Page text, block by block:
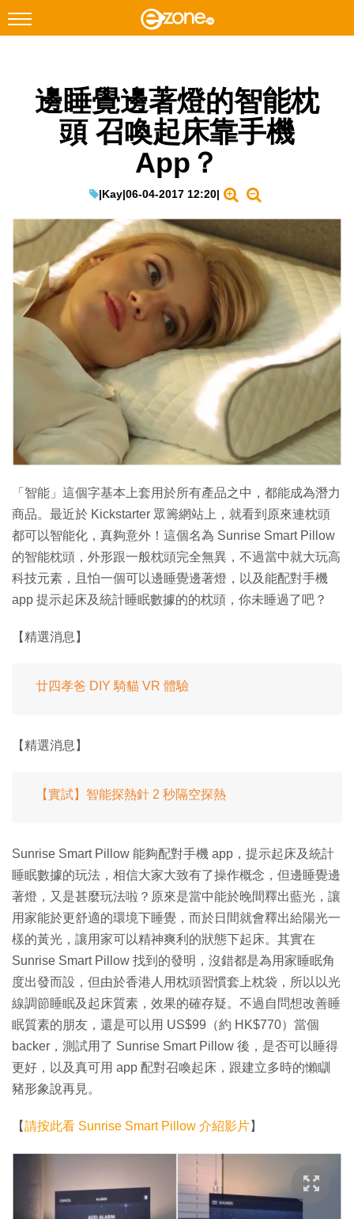
Facebook Instagram
教學評測
EduTech
IT Times
生成式AI與雲端應用
Enterprise Digital Transformation
邊睡覺邊著燈的智能枕
頭 召喚起床靠手機
App？
|Kay|06-04-2017 12:20|
「智能」這個字基本上套用於所有產品之中，都能成為潛力
商品。最近於 Kickstarter 眾籌網站上，就看到原來連枕頭
都可以智能化，真夠意外！這個名為 Sunrise Smart Pillow
的智能枕頭，外形跟一般枕頭完全無異，不過當中就大玩高
科技元素，且怕一個可以邊睡覺邊著燈，以及能配對手機
app 提示起床及統計睡眠數據的的枕頭，你未睡過了吧？
【精選消息】
廿四孝爸 DIY 騎貓 VR 體驗
【精選消息】
【實試】智能探熱針 2 秒隔空探熱
Sunrise Smart Pillow 能夠配對手機 app，提示起床及統計
睡眠數據的玩法，相信大家大致有了操作概念，但邊睡覺邊
著燈，又是甚麼玩法啦？原來是當中能於晚間釋出藍光，讓
用家能於更舒適的環境下睡覺，而於日間就會釋出給陽光一
樣的黃光，讓用家可以精神爽利的狀態下起床。其實在
Sunrise Smart Pillow 找到的發明，沒錯都是為用家睡眠角
度出發而設，但由於香港人用枕頭習慣套上枕袋，所以以光
線調節睡眠及起床質素，效果的確存疑。不過自問想改善睡
眠質素的朋友，還是可以用 US$99（約 HK$770）當個
backer，測試用了 Sunrise Smart Pillow 後，是否可以睡得
更好，以及真可用 app 配對召喚起床，跟建立多時的懶瞓
豬形象說再見。
【請按此看 Sunrise Smart Pillow 介紹影片】